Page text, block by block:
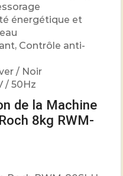
énergétique et
Contrôle anti-
/ Noir
/ 50Hz
de la Machine
8kg RWM-